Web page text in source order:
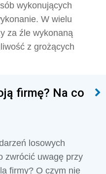
wykonujących
W wielu
za źle wykonaną
z grożących
firmę? Na co
losowych
zwrócić uwagę przy
firmy? O czym nie